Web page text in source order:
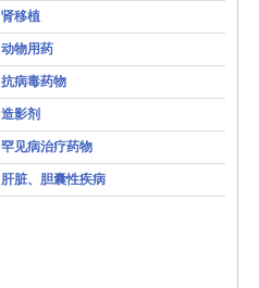
肾移植
动物用药
抗病毒药物
造影剂
罕见病治疗药物
肝脏、胆囊性疾病